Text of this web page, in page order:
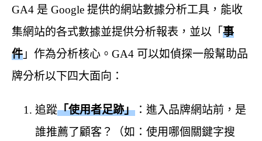
GA4 是 Google 提供的網站數據分析工具，能收
集網站的各式數據並提供分析報表，並以「 事
件 」作為分析核心。GA4 可以如偵探一般幫助品
牌分析以下四大面向：
追蹤「使用者足跡」 ：進入品牌網站前，是
誰推薦了顧客？（如：使用哪個關鍵字搜